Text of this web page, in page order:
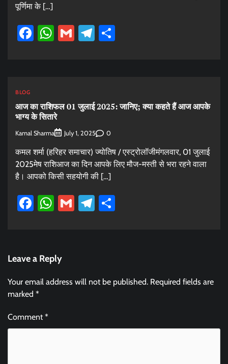
पूर्णिमा के […]
Facebook
WhatsApp
GmailTelegram
BLOG
आज का राशिफल 01 जुलाई 2025: जानिए; क्या कहते हैं आज आपके
भाग्य के सितारे
Kamal Sharma July 1, 2025 0
कमल शर्मा (हरिहर समाचार) ज्योतिष / एस्ट्रोलॉजीमंगलवार, 01 जुलाई
2025मेष राशिआज का दिन आपके लिए मौज-मस्ती से भरा रहने वाला
है। आपको किसी सहयोगी की […]
Facebook
WhatsApp
GmailTelegram
Leave a Reply
Your email address will not be published. Required fields are
marked *
Comment*